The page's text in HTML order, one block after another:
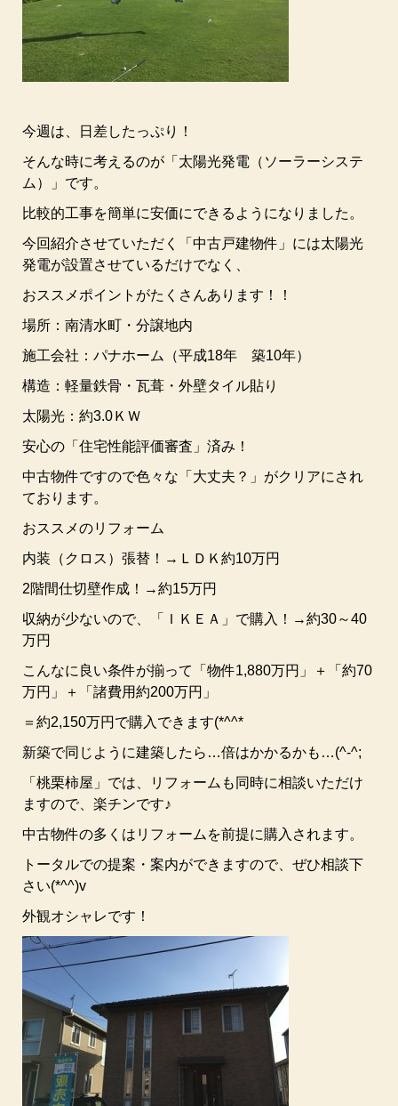
今週は、日差したっぷり！
そんな時に考えるのが「太陽光発電（ソーラーシステ
ム）」です。
比較的工事を簡単に安価にできるようになりました。
今回紹介させていただく「中古戸建物件」には太陽光
発電が設置させているだけでなく、
おススメポイントがたくさんあります！！
場所：南清水町・分譲地内
施工会社：パナホーム（平成18年 築10年）
構造：軽量鉄骨・瓦葺・外壁タイル貼り
太陽光：約3.0ＫＷ
安心の「住宅性能評価審査」済み！
中古物件ですので色々な「大丈夫？」がクリアにされ
ております。
おススメのリフォーム
内装（クロス）張替！→ＬＤＫ約10万円
2階間仕切壁作成！→約15万円
収納が少ないので、「ＩＫＥＡ」で購入！→約30～40
万円
こんなに良い条件が揃って「物件1,880万円」＋「約70
万円」＋「諸費用約200万円」
＝約2,150万円で購入できます(*^^*
新築で同じように建築したら…倍はかかるかも…(^-^;
「桃栗柿屋」では、リフォームも同時に相談いただけ
ますので、楽チンです♪
中古物件の多くはリフォームを前提に購入されます。
トータルでの提案・案内ができますので、ぜひ相談下
さい(*^^)v
外観オシャレです！